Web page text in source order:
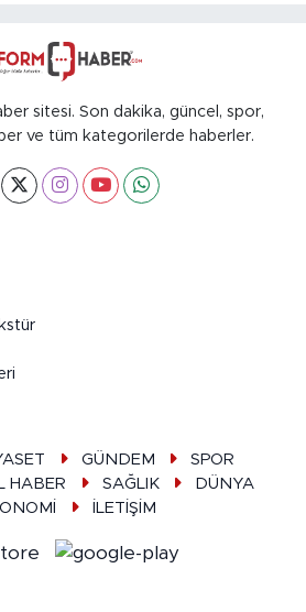
sitesi. Son dakika, güncel, spor,
ve tüm kategorilerde haberler.
GÜNDEM
SPOR
HABER SAĞLIK
DÜNYA
İLETİŞİM